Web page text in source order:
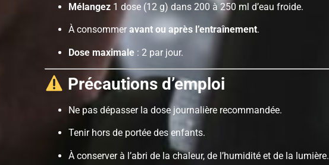
Mélangez 1 dose (12 g) dans 200 à 250 ml d’eau froide.
À consommer avant ou après l’entraînement.
Dose maximale : 2 par jour.
Précautions d’emploi
Ne pas dépasser la dose journalière recommandée.
Tenir hors de portée des enfants.
À conserver à l’abri de la chaleur, de l’humidité et de la lumière.